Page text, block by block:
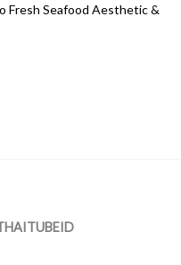
Fresh Seafood Aesthetic &